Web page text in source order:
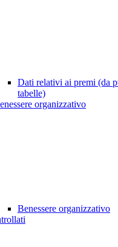
Dati relativi ai premi (da
tabelle)
organizzativo
Benessere organizzativo